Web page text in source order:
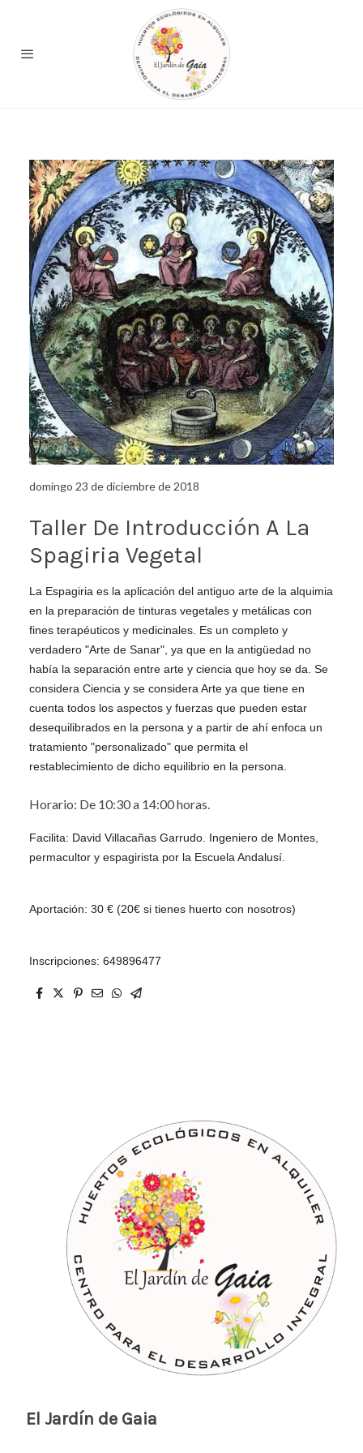
domingo 23 de diciembre de 2018
Taller De Introducción A La
Spagiria Vegetal
La Espagiria es la aplicación del antiguo arte de la alquimia
en la preparación de tinturas vegetales y metálicas con
fines terapéuticos y medicinales. Es un completo y
verdadero "Arte de Sanar", ya que en la antigüedad no
había la separación entre arte y ciencia que hoy se da. Se
considera Ciencia y se considera Arte ya que tiene en
cuenta todos los aspectos y fuerzas que pueden estar
desequilibrados en la persona y a partir de ahí enfoca un
tratamiento "personalizado" que permita el
restablecimiento de dicho equilibrio en la persona.
Horario: De 10:30 a 14:00 horas.
Facilita: David Villacañas Garrudo. Ingeniero de Montes,
permacultor y espagirista por la Escuela Andalusí.
Aportación: 30 € (20€ si tienes huerto con nosotros)
Inscripciones: 649896477
El Jardín de Gaia